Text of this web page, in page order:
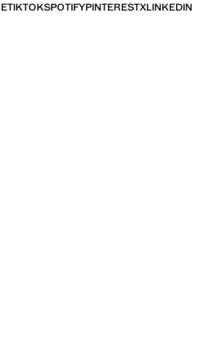
TIKTOKSPOTIFYPINTERESTXLINKEDIN